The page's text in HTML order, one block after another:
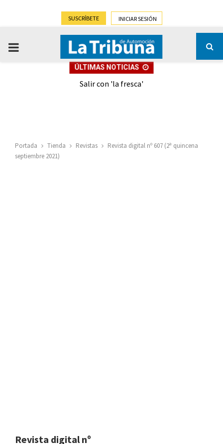
SUSCRÍBETE INICIAR SESIÓN
PRIMARY
ÚLTIMAS NOTICIAS
Salir con 'la fresca'
Portada Tienda Revistas
Revista digital nº 607 (2ª quincena
septiembre 2021)
Revista digital nº